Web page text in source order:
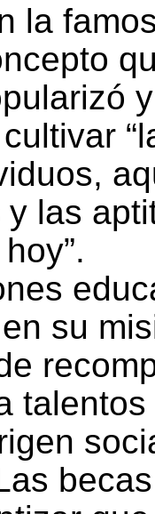
la
las
su